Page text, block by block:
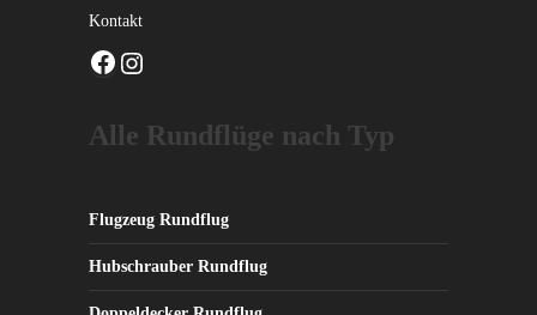
Kontakt
Facebook
Alle Rundflüge nach Typ
Flugzeug Rundflug
Hubschrauber Rundflug